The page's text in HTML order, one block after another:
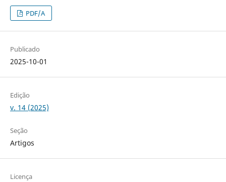
PDF/A
Publicado
2025-10-01
Edição
v. 14 (2025)
Seção
Artigos
Licença